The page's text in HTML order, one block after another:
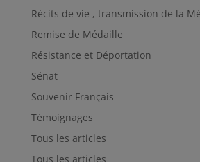
Récits de vie , transmission de la
Remise de Médaille
Résistance et Déportation
Sénat
Souvenir Français
Témoignages
Tous les articles
Tous les articles